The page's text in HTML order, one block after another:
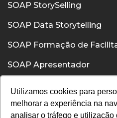
Utilizamos cookies para
melhorar a experiência na
analisar o tráfego e utilização
SOAP StorySelling
SOAP Data Storytelling
SOAP Formação de
SOAP Apresentador
SOAP Comunicação